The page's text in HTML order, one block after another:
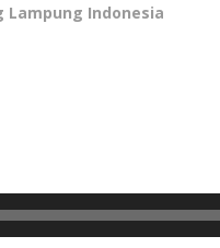
Lampung Indonesia